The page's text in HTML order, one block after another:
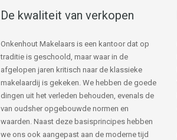
De kwaliteit van verkopen
Onkenhout Makelaars is een kantoor dat op
traditie is geschoold, maar waar in de
afgelopen jaren kritisch naar de klassieke
makelaardij is gekeken. We hebben de goede
dingen uit het verleden behouden, evenals de
van oudsher opgebouwde normen en
waarden. Naast deze basisprincipes hebben
we ons ook aangepast aan de moderne tijd